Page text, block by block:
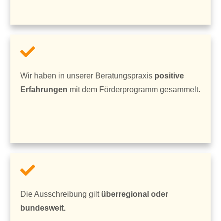
Wir haben in unserer Beratungspraxis positive
Erfahrungen mit dem Förderprogramm gesammelt.
Die Ausschreibung gilt überregional oder
bundesweit.